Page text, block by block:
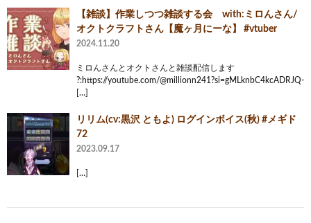
【雑談】作業しつつ雑談する会 with:ミロんさん/
オクトクラフトさん【魔ヶ月にーな】 #vtuber
2024.11.20
ミロんさんとオクトさんと雑談配信します
?:https://youtube.com/@millionn241?si=gMLknbC4kcADRJQ-
[…]
リリム(cv:黒沢 ともよ) ログインボイス(秋) #メギド
72
2023.09.17
[…]